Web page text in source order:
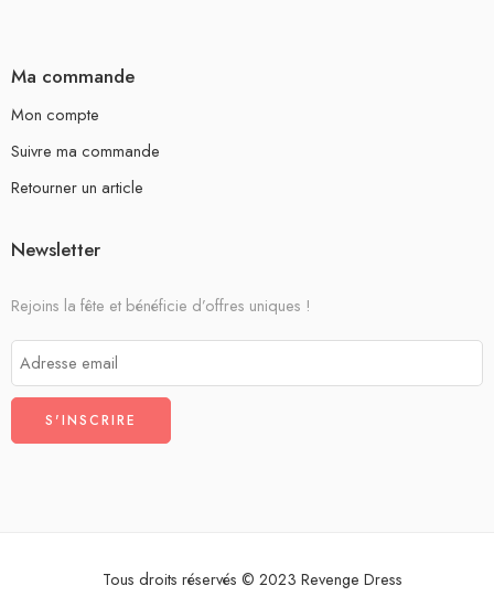
Ma commande
Mon compte
Suivre ma commande
Retourner un article
Newsletter
Rejoins la fête et bénéficie d’offres uniques !
Tous droits réservés © 2023 Revenge Dress